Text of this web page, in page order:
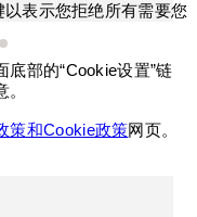
以表示您拒绝所有需要您
部的“Cookie设置”链
策和Cookie政策网页。